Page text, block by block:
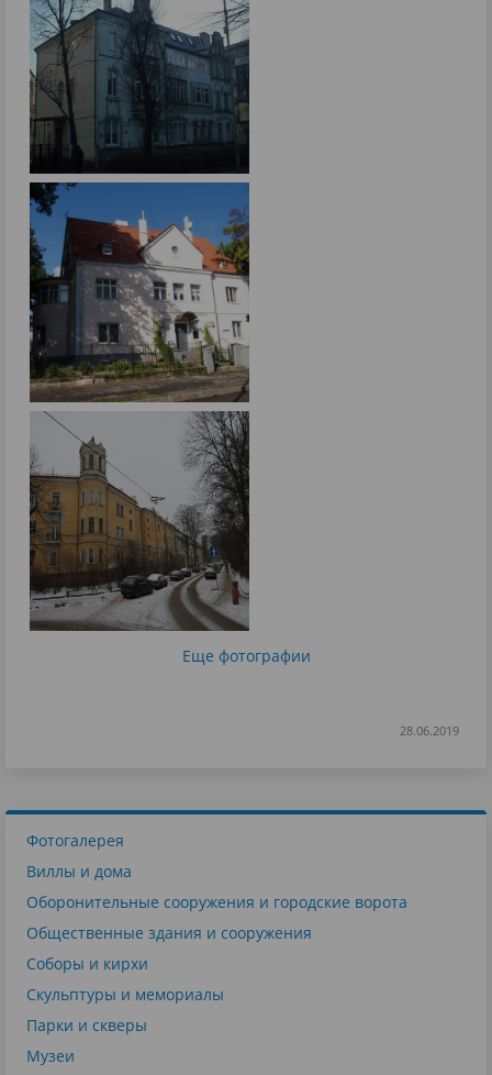
Еще фотографии
28.06.2019
Фотогалерея
Виллы и дома
Оборонительные сооружения и городские ворота
Общественные здания и сооружения
Соборы и кирхи
Скульптуры и мемориалы
Парки и скверы
Музеи